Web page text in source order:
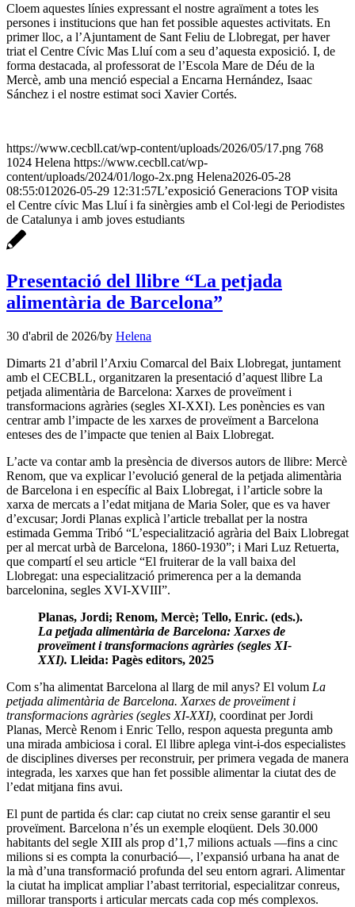
Cloem aquestes línies expressant el nostre agraïment a totes les
persones i institucions que han fet possible aquestes activitats. En
primer lloc, a l’Ajuntament de Sant Feliu de Llobregat, per haver
triat el Centre Cívic Mas Lluí com a seu d’aquesta exposició. I, de
forma destacada, al professorat de l’Escola Mare de Déu de la
Mercè, amb una menció especial a Encarna Hernández, Isaac
Sánchez i el nostre estimat soci Xavier Cortés.
https://www.cecbll.cat/wp-content/uploads/2026/05/17.png 768
1024 Helena https://www.cecbll.cat/wp-
content/uploads/2024/01/logo-2x.png Helena2026-05-28
08:55:01 2026-05-29 12:31:57L’exposició Generacions TOP visita
el Centre cívic Mas Lluí i fa sinèrgies amb el Col·legi de Periodistes
de Catalunya i amb joves estudiants
Presentació del llibre “La petjada
alimentària de Barcelona”
30 d'abril de 2026/by Helena
Dimarts 21 d’abril l’Arxiu Comarcal del Baix Llobregat, juntament
amb el CECBLL, organitzaren la presentació d’aquest llibre La
petjada alimentària de Barcelona: Xarxes de proveïment i
transformacions agràries (segles XI-XXI). Les ponències es van
centrar amb l’impacte de les xarxes de proveïment a Barcelona
enteses des de l’impacte que tenien al Baix Llobregat.
L’acte va contar amb la presència de diversos autors de llibre: Mercè
Renom, que va explicar l’evolució general de la petjada alimentària
de Barcelona i en específic al Baix Llobregat, i l’article sobre la
xarxa de mercats a l’edat mitjana de Maria Soler, que es va haver
d’excusar; Jordi Planas explicà l’article treballat per la nostra
estimada Gemma Tribó “L’especialització agrària del Baix Llobregat
per al mercat urbà de Barcelona, 1860-1930”; i Mari Luz Retuerta,
que compartí el seu article “El fruiterar de la vall baixa del
Llobregat: una especialització primerenca per a la demanda
barcelonina, segles XVI-XVIII”.
Planas, Jordi; Renom, Mercè; Tello, Enric. (eds.).
La petjada alimentària de Barcelona: Xarxes de
proveïment i transformacions agràries (segles XI-
XXI). Lleida: Pagès editors, 2025
Com s’ha alimentat Barcelona al llarg de mil anys? El volum La
petjada alimentària de Barcelona. Xarxes de proveïment i
transformacions agràries (segles XI-XXI), coordinat per Jordi
Planas, Mercè Renom i Enric Tello, respon aquesta pregunta amb
una mirada ambiciosa i coral. El llibre aplega vint-i-dos especialistes
de disciplines diverses per reconstruir, per primera vegada de manera
integrada, les xarxes que han fet possible alimentar la ciutat des de
l’edat mitjana fins avui.
El punt de partida és clar: cap ciutat no creix sense garantir el seu
proveïment. Barcelona n’és un exemple eloqüent. Dels 30.000
habitants del segle XIII als prop d’1,7 milions actuals —fins a cinc
milions si es compta la conurbació—, l’expansió urbana ha anat de
la mà d’una transformació profunda del seu entorn agrari. Alimentar
la ciutat ha implicat ampliar l’abast territorial, especialitzar conreus,
millorar transports i articular mercats cada cop més complexos.